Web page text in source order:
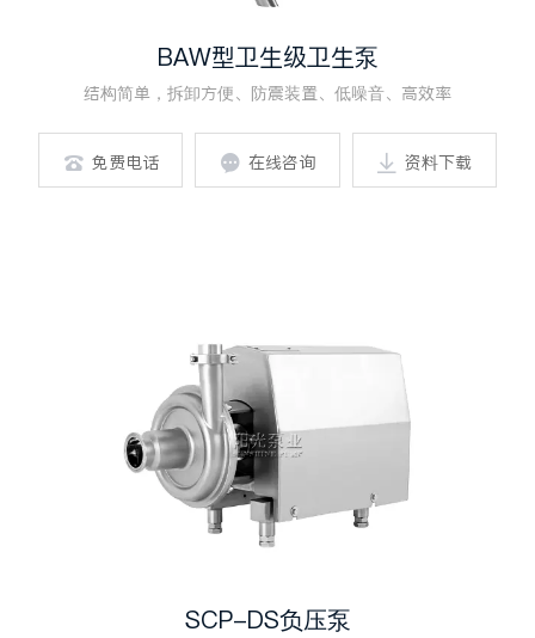
BAW型卫生级卫生泵
结构简单，拆卸方便、防震装置、低噪音、高效率
 免费电话  在线咨询  资料下载
SCP-DS负压泵